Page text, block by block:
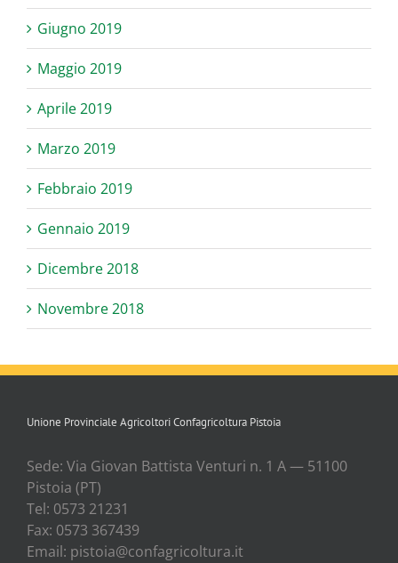
Giugno 2019
Maggio 2019
Aprile 2019
Marzo 2019
Febbraio 2019
Gennaio 2019
Dicembre 2018
Novembre 2018
Unione Provinciale Agricoltori Confagricoltura Pistoia
Sede: Via Gio­van Bat­ti­sta Ven­tu­ri n. 1 A — 51100
Pisto­ia (PT)
Tel: 0573 21231
Fax: 0573 367439
Email: pistoia@confagricoltura.it